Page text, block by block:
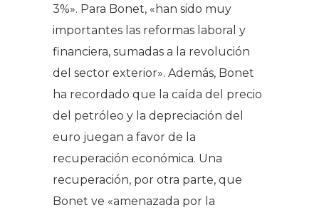
3%». Para Bonet, «han sido muy
importantes las reformas laboral y
financiera, sumadas a la revolución
del sector exterior». Además, Bonet
ha recordado que la caída del precio
del petróleo y la depreciación del
euro juegan a favor de la
recuperación económica. Una
recuperación, por otra parte, que
Bonet ve «amenazada por la